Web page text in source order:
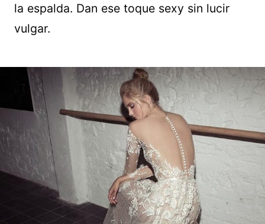
la espalda. Dan ese toque sexy sin lucir
vulgar.